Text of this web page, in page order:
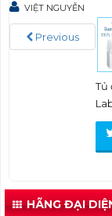
VIỆT NGUYỄN
Previous
Tủ
HÃNG ĐẠI